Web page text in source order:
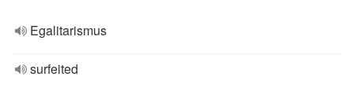
Egalitarismus
surfeited